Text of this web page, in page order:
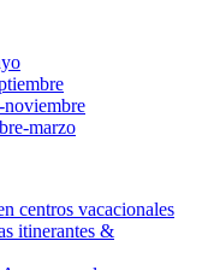
marzo
centros vacacionales
itinerantes &